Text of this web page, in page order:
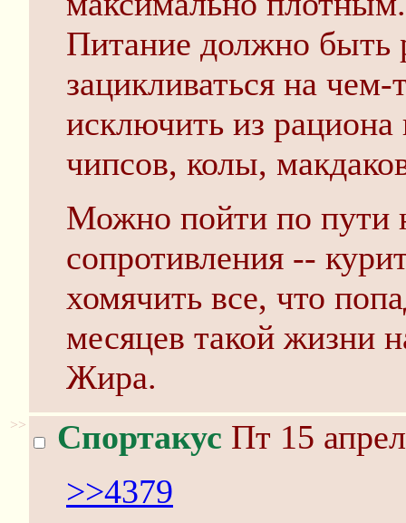
Питание должно быть
зацикливаться на
исключить из рациона
чипсов, колы,
Можно пойти по пути
сопротивления --
хомячить все, что
месяцев такой жизни
Жира.
>> Спортакус Пт 15
>>4379